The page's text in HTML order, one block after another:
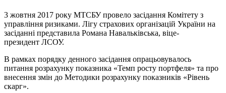
3 жовтня 2017 року МТСБУ провело засідання Комітету з
управління ризиками. Лігу страхових організацій України на
засіданні представила Романа Навальківська, віце-
президент ЛСОУ.
В рамках порядку денного засідання опрацьовувалось
питання розрахунку показника «Темп росту портфеля» та про
внесення змін до Методики розрахунку показників «Рівень
скарг».